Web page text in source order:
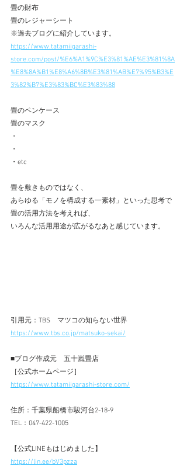
畳の財布
畳のレジャーシート
※過去ブログに紹介しています。
https://www.tatamiigarashi-
store.com/post/%E6%A1%9C%E3%81%AE%E3%81%8A
%E8%8A%B1%E8%A6%8B%E3%81%AB%E7%95%B3%E
3%82%B7%E3%83%BC%E3%83%88
畳のペンケース
畳のマスク
・
・
・etc
畳を敷きものではなく、
あらゆる「モノを構成する一素材」といった思考で
畳の活用方法を考えれば、
いろんな活用用途が広がるなあと感じています。
引用元：TBS　マツコの知らない世界
https://www.tbs.co.jp/matsuko-sekai/
■ブログ作成元　五十嵐畳店
［公式ホームページ］
https://www.tatamiigarashi-store.com/
住所：千葉県船橋市駿河台2-18-9
TEL：047-422-1005
【公式LINEもはじめました】
https://lin.ee/bV3pzza